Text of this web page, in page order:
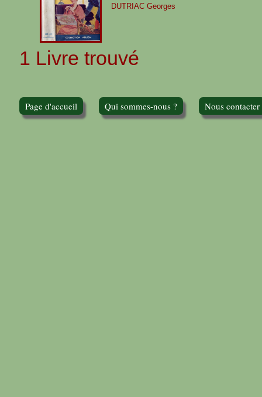
DUTRIAC Georges
1 Livre trouvé
Page d'accueil Qui sommes-nous ? Nous contacter